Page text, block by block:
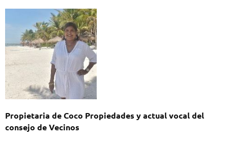
Propietaria de Coco Propiedades y actual vocal del
consejo de Vecinos